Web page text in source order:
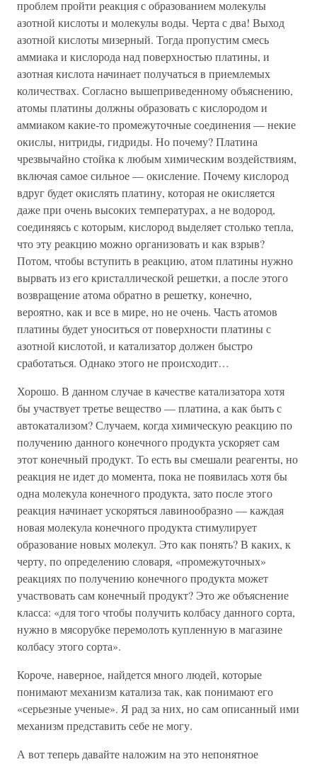
проблем пройти реакция с образованием молекулы
азотной кислоты и молекулы воды. Черта с два! Выход
азотной кислоты мизерный. Тогда пропустим смесь
аммиака и кислорода над поверхностью платины, и
азотная кислота начинает получаться в приемлемых
количествах. Согласно вышеприведенному объяснению,
атомы платины должны образовать с кислородом и
аммиаком какие-то промежуточные соединения — некие
окислы, нитриды, гидриды. Но почему? Платина
чрезвычайно стойка к любым химическим воздействиям,
включая самое сильное — окисление. Почему кислород
вдруг будет окислять платину, которая не окисляется
даже при очень высоких температурах, а не водород,
соединяясь с которым, кислород выделяет столько тепла,
что эту реакцию можно организовать и как взрыв?
Потом, чтобы вступить в реакцию, атом платины нужно
вырвать из его кристаллической решетки, а после этого
возвращение атома обратно в решетку, конечно,
вероятно, как и все в мире, но не очень. Часть атомов
платины будет уноситься от поверхности платины с
азотной кислотой, и катализатор должен быстро
сработаться. Однако этого не происходит…
Хорошо. В данном случае в качестве катализатора хотя
бы участвует третье вещество — платина, а как быть с
автокатализом? Случаем, когда химическую реакцию по
получению данного конечного продукта ускоряет сам
этот конечный продукт. То есть вы смешали реагенты, но
реакция не идет до момента, пока не появилась хотя бы
одна молекула конечного продукта, зато после этого
реакция начинает ускоряться лавинообразно — каждая
новая молекула конечного продукта стимулирует
образование новых молекул. Это как понять? В каких, к
черту, по определению словаря, «промежуточных»
реакциях по получению конечного продукта может
участвовать сам конечный продукт? Это же объяснение
класса: «для того чтобы получить колбасу данного сорта,
нужно в мясорубке перемолоть купленную в магазине
колбасу этого сорта».
Короче, наверное, найдется много людей, которые
понимают механизм катализа так, как понимают его
«серьезные ученые». Я рад за них, но сам описанный ими
механизм представить себе не могу.
А вот теперь давайте наложим на это непонятное